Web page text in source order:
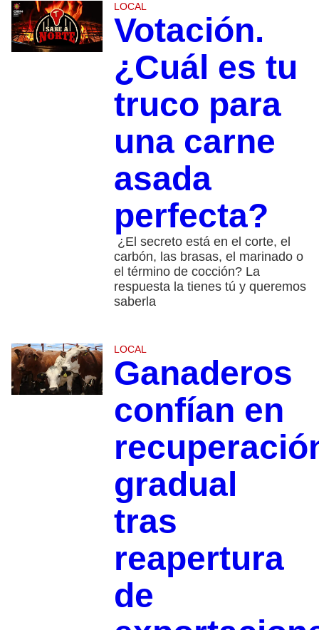
LOCAL
Votación.
¿Cuál es tu
truco para
una carne
asada
perfecta?
¿El secreto está en el corte, el
carbón, las brasas, el marinado o
el término de cocción? La
respuesta la tienes tú y queremos
saberla
LOCAL
Ganaderos
confían en
gradual
tras
reapertura
de